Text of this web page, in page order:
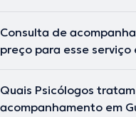
Consulta de
preço para esse serviço
Quais Psicólogos
acompanhamento em